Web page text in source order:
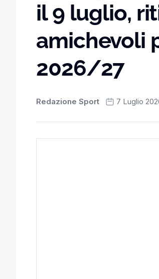
il 9 luglio,
amichevoli
2026/27
Redazione Sport 7 Luglio